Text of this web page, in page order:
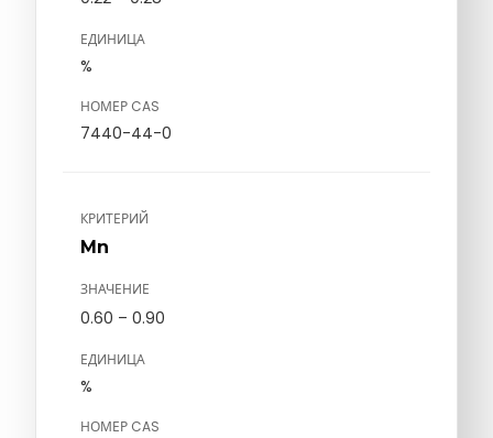
ЕДИНИЦА
%
НОМЕР CAS
7440-44-0
КРИТЕРИЙ
Mn
ЗНАЧЕНИЕ
0.60 – 0.90
ЕДИНИЦА
%
НОМЕР CAS